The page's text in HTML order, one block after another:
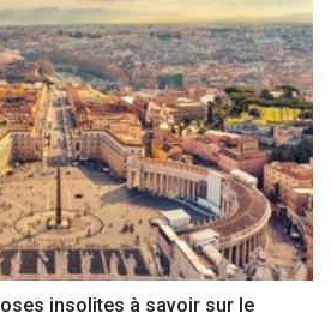
insolites à savoir sur le